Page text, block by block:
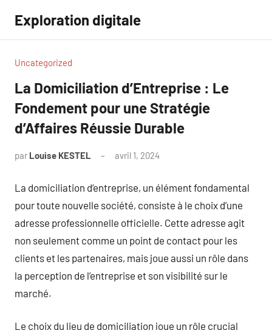
contenu
Exploration digitale
Uncategorized
La Domiciliation d’Entreprise : Le
Fondement pour une Stratégie
d’Affaires Réussie Durable
par Louise KESTEL avril 1, 2024
La domiciliation d’entreprise, un élément fondamental
pour toute nouvelle société, consiste à le choix d’une
adresse professionnelle officielle. Cette adresse agit
non seulement comme un point de contact pour les
clients et les partenaires, mais joue aussi un rôle dans
la perception de l’entreprise et son visibilité sur le
marché.
Le choix du lieu de domiciliation joue un rôle crucial